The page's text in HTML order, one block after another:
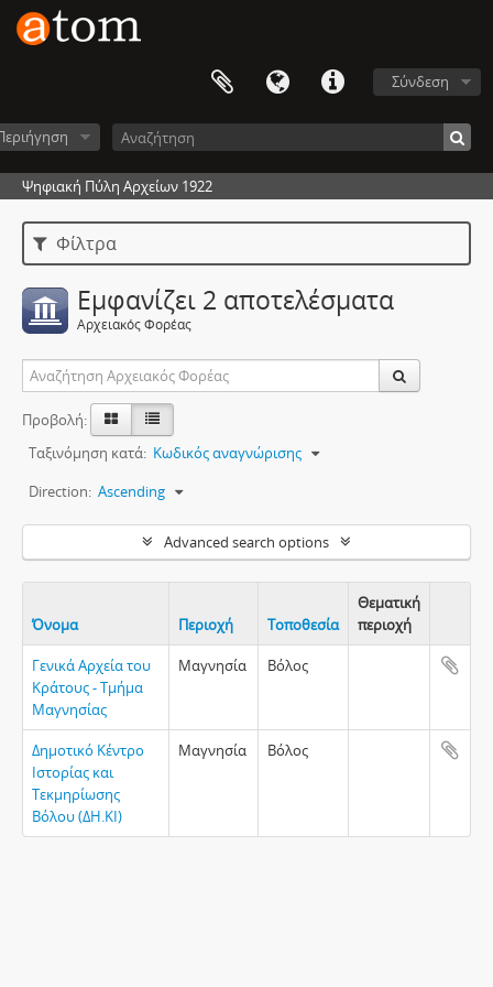
Σύνδεση
Ψηφιακή Πύλη Αρχείων 1922
Φίλτρα
Εμφανίζει 2 αποτελέσματα
Αρχειακός Φορέας
Προβολή:
Ταξινόμηση κατά: Κωδικός αναγνώρισης
Direction: Ascending
Advanced search options
Όνομα Περιοχή Τοποθεσία
Θεματική
περιοχή
Γενικά Αρχεία του
Κράτους - Τμήμα
Μαγνησίας
Μαγνησία Βόλος
Δημοτικό Κέντρο
Ιστορίας και
Τεκμηρίωσης
Βόλου (ΔΗ.ΚΙ)
Μαγνησία Βόλος